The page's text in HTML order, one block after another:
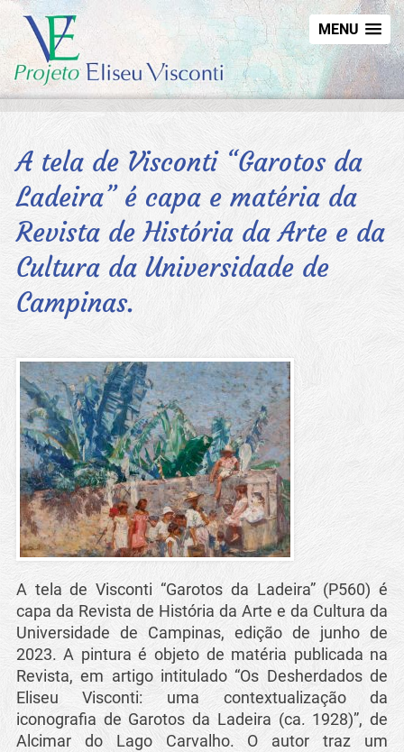
MENU
A tela de Visconti “Garotos da
Ladeira” é capa e matéria da
Revista de História da Arte e da
Cultura da Universidade de
Campinas.
A tela de Visconti “Garotos da Ladeira” (P560) é
capa da Revista de História da Arte e da Cultura da
Universidade de Campinas, edição de junho de
2023. A pintura é objeto de matéria publicada na
Revista, em artigo intitulado “Os Desherdados de
Eliseu Visconti: uma contextualização da
iconografia de Garotos da Ladeira (ca. 1928)”, de
Alcimar do Lago Carvalho. O autor traz um